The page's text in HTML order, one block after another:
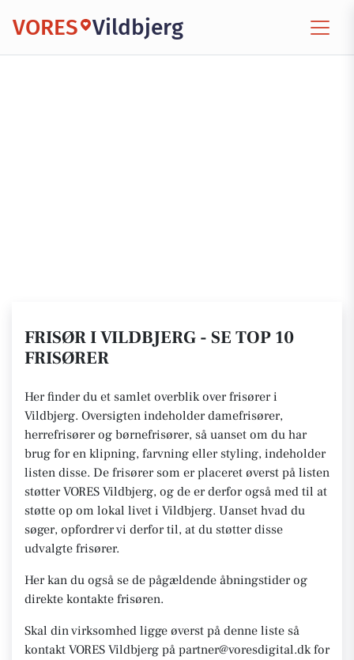
VORES Vildbjerg
FRISØR I VILDBJERG - SE TOP 10
FRISØRER
Her finder du et samlet overblik over frisører i
Vildbjerg. Oversigten indeholder damefrisører,
herrefrisører og børnefrisører, så uanset om du har
brug for en klipning, farvning eller styling, indeholder
listen disse. De frisører som er placeret øverst på listen
støtter VORES Vildbjerg, og de er derfor også med til at
støtte op om lokal livet i Vildbjerg. Uanset hvad du
søger, opfordrer vi derfor til, at du støtter disse
udvalgte frisører.
Her kan du også se de pågældende åbningstider og
direkte kontakte frisøren.
Skal din virksomhed ligge øverst på denne liste så
kontakt VORES Vildbjerg på partner@voresdigital.dk for